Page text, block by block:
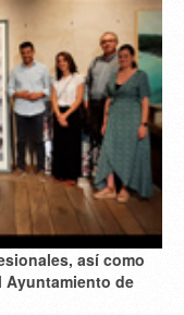
así como
Ayuntamiento de